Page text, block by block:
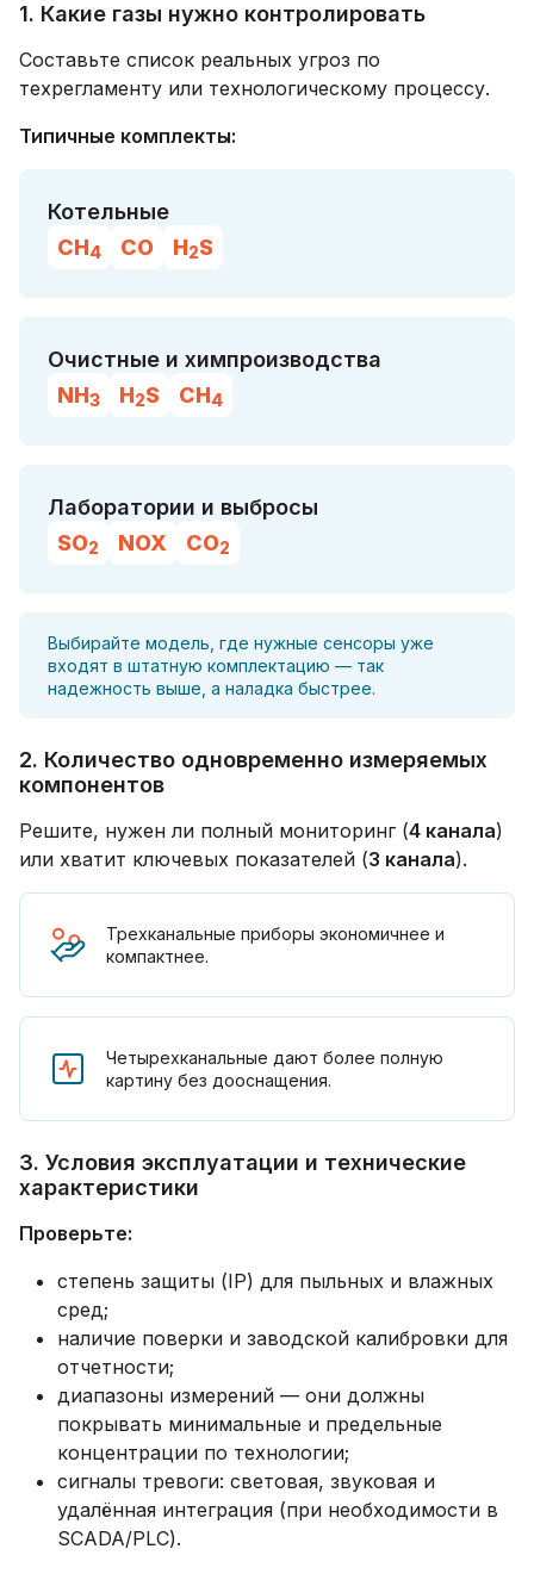
1. Какие газы нужно контролировать
Составьте список реальных угроз по
техрегламенту или технологическому процессу.
Типичные комплекты:
Котельные
CH4 CO H2S
Очистные и химпроизводства
NH3 H2S CH4
Лаборатории и выбросы
SO2 NOX CO2
Выбирайте модель, где нужные сенсоры уже
входят в штатную комплектацию — так
надежность выше, а наладка быстрее.
2. Количество одновременно измеряемых
компонентов
Решите, нужен ли полный мониторинг (4 канала)
или хватит ключевых показателей (3 канала).
Трехканальные приборы экономичнее и
компактнее.
Четырехканальные дают более полную
картину без дооснащения.
3. Условия эксплуатации и технические
характеристики
Проверьте:
степень защиты (IP) для пыльных и влажных
сред;
наличие поверки и заводской калибровки для
отчетности;
диапазоны измерений — они должны
покрывать минимальные и предельные
концентрации по технологии;
сигналы тревоги: световая, звуковая и
удалённая интеграция (при необходимости в
SCADA/PLC).